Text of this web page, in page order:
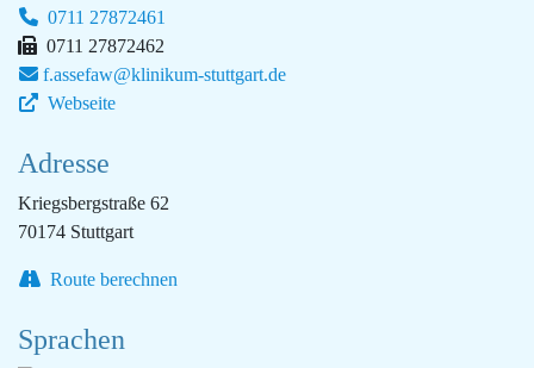
0711 27872461
0711 27872462
f.assefaw@klinikum-stuttgart.de
Webseite
Adresse
Kriegsbergstraße 62
70174 Stuttgart
Route berechnen
Sprachen